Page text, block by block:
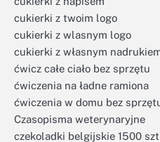
cukierki z twoim logo
cukierki z wlasnym logo
cukierki z własnym
ćwicz całe ciało bez sprzętu
ćwiczenia na ładne ramiona
ćwiczenia w domu bez
Czasopisma weterynaryjne
czekoladki belgijskie 1500